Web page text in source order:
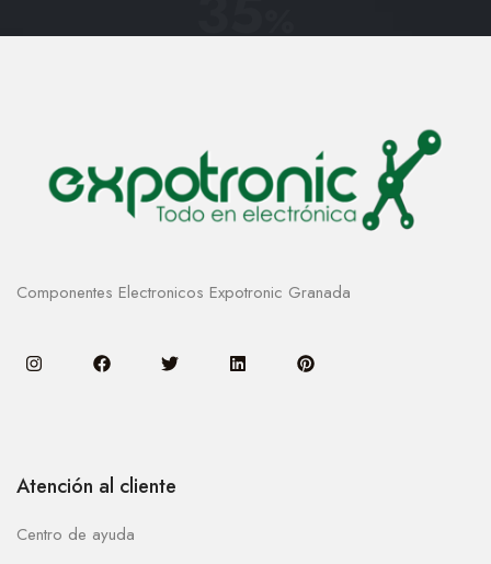
Componentes Electronicos Expotronic Granada
Atención al cliente
Centro de ayuda